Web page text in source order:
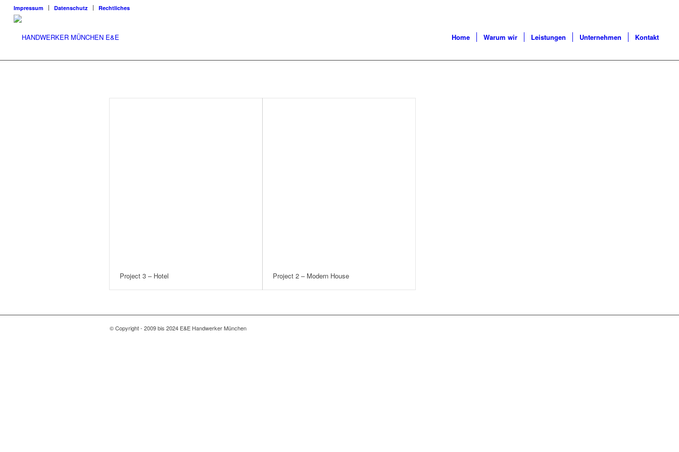
Impressum Datenschutz Rechtliches
Home Warum wir Leistungen Unternehmen Kontakt
Project 3 – Hotel Project 2 – Modern House
© Copyright - 2009 bis 2024 E&E Handwerker München